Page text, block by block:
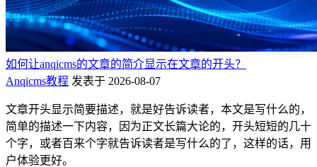
如何让anqicms的文章的简介显示在文章的开头？
Anqicms教程 发表于 2026-08-07
文章开头显示简要描述，就是好告诉读者，本文是写什么的，
简单的描述一下内容，因为正文长篇大论的，开头短短的几十
个字，或者百来个字就告诉读者是写什么的了，这样的话，用
户体验更好。